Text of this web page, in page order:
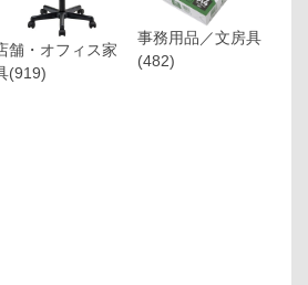
舗・オフィス家
(919)
事務用品／文房具
(482)